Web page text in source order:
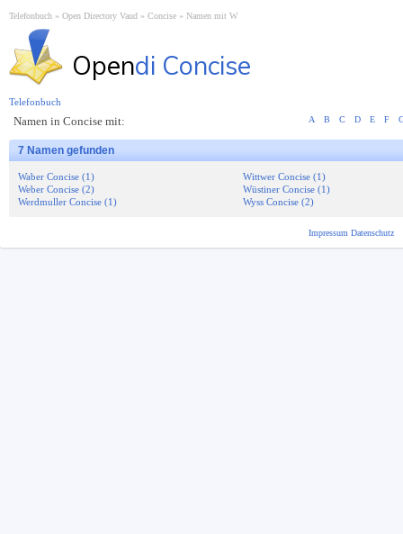
Telefonbuch Open Directory Vaud Concise Namen mit W
Opendi Concise
Namen in Concise mit: A B C D E F
7 Namen gefunden
Waber Concise (1)
Weber Concise (2)
Werdmuller Concise (1)
Wittwer Concise (1)
Wüstiner Concise (1)
Wyss Concise (2)
Telefonbuch
Impressum Datenschutz